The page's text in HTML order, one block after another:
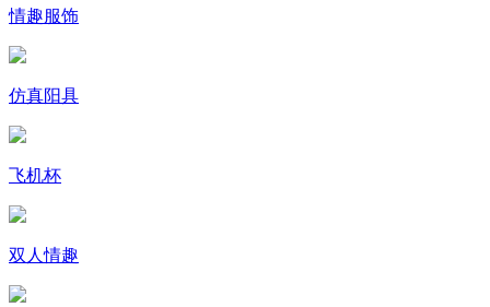
情趣服饰
仿真阳具
飞机杯
双人情趣